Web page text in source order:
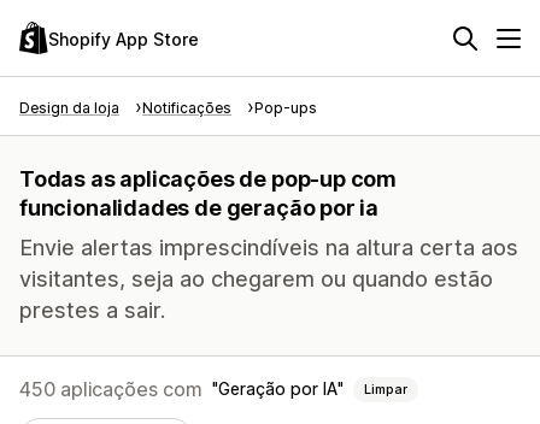
Shopify App Store
Design da loja Notificações Pop-ups
Todas as aplicações de pop-up com
funcionalidades de geração por ia
Envie alertas imprescindíveis na altura certa aos
visitantes, seja ao chegarem ou quando estão
prestes a sair.
450 aplicações com Geração por IA Limpar